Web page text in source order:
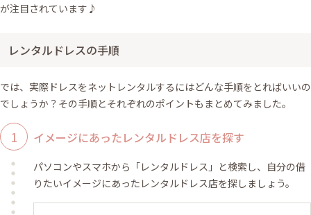
が注目されています♪
レンタルドレスの手順
では、実際ドレスをネットレンタルするにはどんな手順をとればいいの
でしょうか？その手順とそれぞれのポイントもまとめてみました。
イメージにあったレンタルドレス店を探す
パソコンやスマホから「レンタルドレス」と検索し、自分の借
りたいイメージにあったレンタルドレス店を探しましょう。